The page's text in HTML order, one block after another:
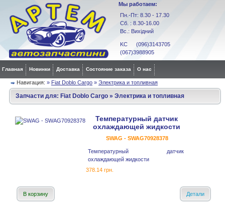
Мы работаем:
Пн.-Пт: 8.30 - 17.30
Сб. : 8.30-16.00
Вс.: Вихідний
KC (096)3143705
(067)3988905
Главная Новинки Доставка Состояние заказа О нас
Навигация: » Fiat Doblo Cargo » Электрика и топливная
Запчасти для: Fiat Doblo Cargo » Электрика и топливная
Температурный датчик
охлаждающей жидкости
SWAG - SWAG70928378
Температурный датчик
охлаждающей жидкости
378.14 грн.
В корзину Детали